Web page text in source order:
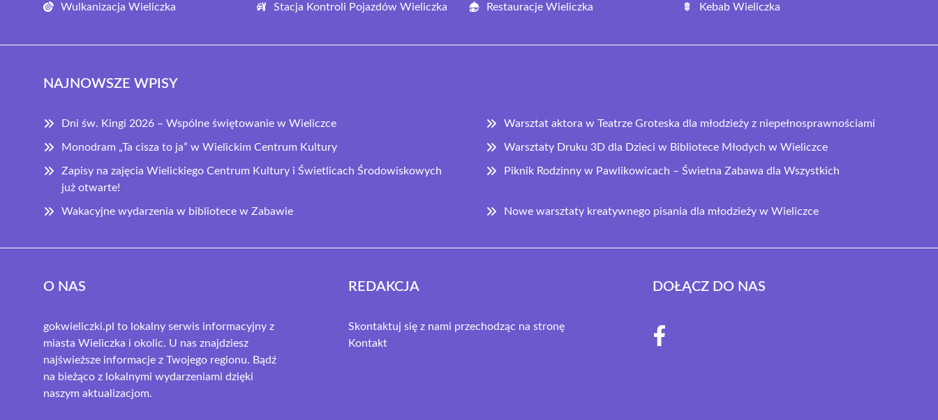
Wulkanizacja Wieliczka Stacja Kontroli Pojazdów Wieliczka Restauracje Wieliczka Kebab Wieliczka
NAJNOWSZE WPISY
Dni św. Kingi 2026 – Wspólne świętowanie w Wieliczce Warsztat aktora w Teatrze Groteska dla młodzieży z niepełnosprawnościami
Monodram „Ta cisza to ja” w Wielickim Centrum Kultury Warsztaty Druku 3D dla Dzieci w Bibliotece Młodych w Wieliczce
Zapisy na zajęcia Wielickiego Centrum Kultury i Świetlicach Środowiskowych
już otwarte!
Piknik Rodzinny w Pawlikowicach – Świetna Zabawa dla Wszystkich
Wakacyjne wydarzenia w bibliotece w Zabawie Nowe warsztaty kreatywnego pisania dla młodzieży w Wieliczce
O NAS
gokwieliczki.pl to lokalny serwis informacyjny z
miasta Wieliczka i okolic. U nas znajdziesz
najświeższe informacje z Twojego regionu. Bądź
na bieżąco z lokalnymi wydarzeniami dzięki
naszym aktualizacjom.
REDAKCJA
Skontaktuj się z nami przechodząc na stronę
Kontakt
DOŁĄCZ DO NAS